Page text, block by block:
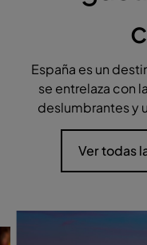
España es un
se entrelaza con
deslumbrantes y
Ver todas